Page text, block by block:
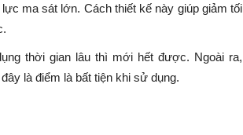
ma sát lớn. Cách thiết kế này giúp giảm tối
thời gian lâu thì mới hết được. Ngoài ra,
là điểm là bất tiện khi sử dụng.